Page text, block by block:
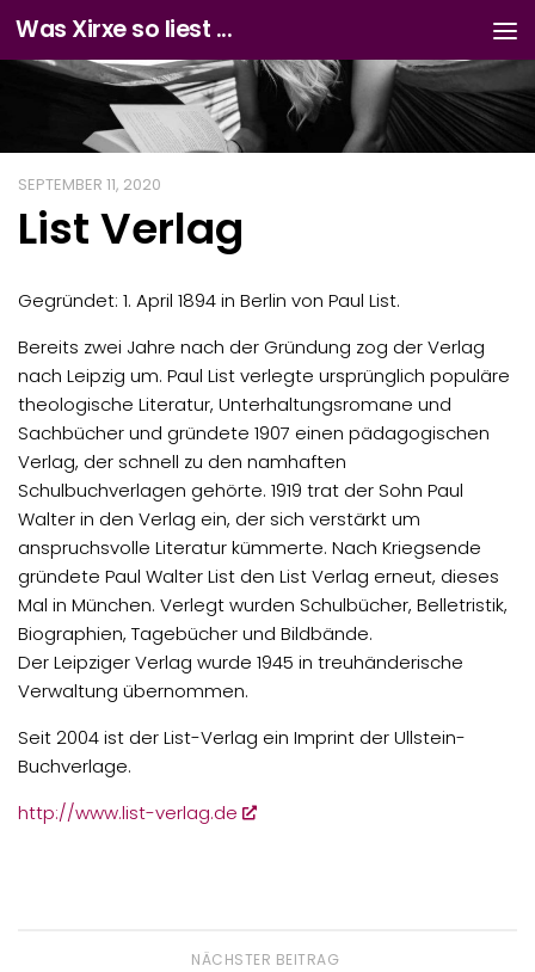
Zum Inhalt springen
Was Xirxe so liest ...
SEPTEMBER 11, 2020
List Verlag
Gegründet: 1. April 1894 in Berlin von Paul List.
Bereits zwei Jahre nach der Gründung zog der Verlag
nach Leipzig um. Paul List verlegte ursprünglich populäre
theologische Literatur, Unterhaltungsromane und
Sachbücher und gründete 1907 einen pädagogischen
Verlag, der schnell zu den namhaften
Schulbuchverlagen gehörte. 1919 trat der Sohn Paul
Walter in den Verlag ein, der sich verstärkt um
anspruchsvolle Literatur kümmerte. Nach Kriegsende
gründete Paul Walter List den List Verlag erneut, dieses
Mal in München. Verlegt wurden Schulbücher, Belletristik,
Biographien, Tagebücher und Bildbände.
Der Leipziger Verlag wurde 1945 in treuhänderische
Verwaltung übernommen.
Seit 2004 ist der List-Verlag ein Imprint der Ullstein-
Buchverlage.
http://www.list-verlag.de
NÄCHSTER BEITRAG